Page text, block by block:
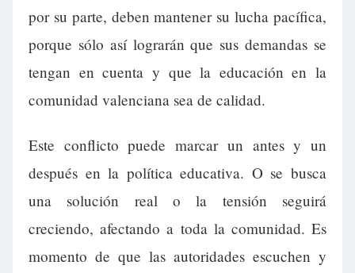
por su parte, deben mantener su lucha pacífica,
porque sólo así lograrán que sus demandas se
tengan en cuenta y que la educación en la
comunidad valenciana sea de calidad.
Este conflicto puede marcar un antes y un
después en la política educativa. O se busca
una solución real o la tensión seguirá
creciendo, afectando a toda la comunidad. Es
momento de que las autoridades escuchen y